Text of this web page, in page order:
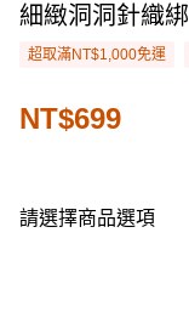
細緻洞洞針織
超取滿NT$1,000免運
NT$699
請選擇商品選項